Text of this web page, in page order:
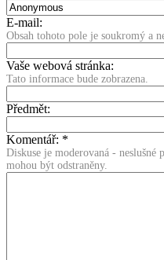
E-mail:
Obsah tohoto pole je soukromý a
Vaše webová stránka:
Tato informace bude zobrazena.
Předmět:
Komentář: *
Diskuse je moderovaná -
mohou být odstraněny.